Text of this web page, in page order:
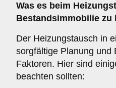
Was es beim
Bestandsimmobilie zu
Der Heizungstausch in
sorgfältige Planung und
Faktoren. Hier sind
beachten sollten: